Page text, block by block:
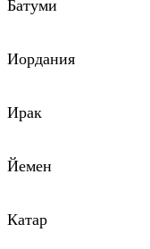
Батуми
Иордания
Ирак
Йемен
Катар